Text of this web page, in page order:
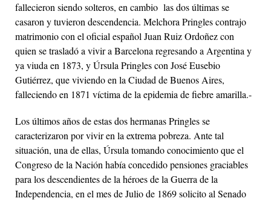
fallecieron siendo solteros, en cambio las dos últimas se
casaron y tuvieron descendencia. Melchora Pringles contrajo
matrimonio con el oficial español Juan Ruiz Ordoñez con
quien se trasladó a vivir a Barcelona regresando a Argentina y
ya viuda en 1873, y Úrsula Pringles con José Eusebio
Gutiérrez, que viviendo en la Ciudad de Buenos Aires,
falleciendo en 1871 víctima de la epidemia de fiebre amarilla.-
Los últimos años de estas dos hermanas Pringles se
caracterizaron por vivir en la extrema pobreza. Ante tal
situación, una de ellas, Úrsula tomando conocimiento que el
Congreso de la Nación había concedido pensiones graciables
para los descendientes de la héroes de la Guerra de la
Independencia, en el mes de Julio de 1869 solicito al Senado